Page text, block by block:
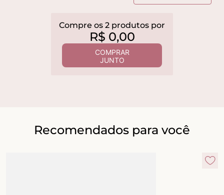
Compre os 2 produtos por
R$ 0,00
COMPRAR
JUNTO
Recomendados para você